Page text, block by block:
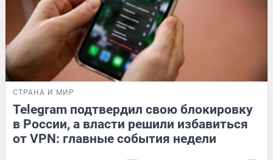
СТРАНА И МИР
Telegram подтвердил свою блокировку
в России, а власти решили избавиться
от VPN: главные события недели